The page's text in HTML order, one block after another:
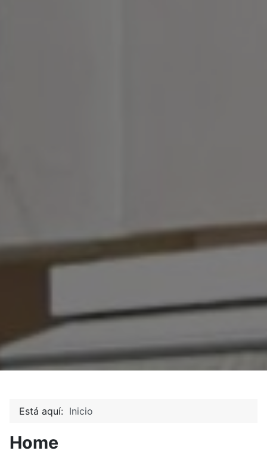
Está aquí: Inicio
Home